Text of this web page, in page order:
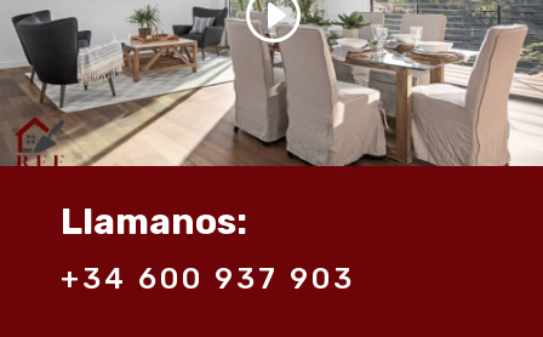
Llamanos:
+34 600 937 903